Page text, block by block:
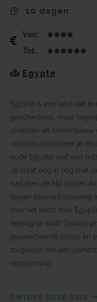
10 dagen
Van:
Tot:
Egypte
Egypte is een land dat je
geschiedenis, maar
stranden en helderblauw
rondreis combineer je de
oude Egypte met een
Je staat oog in oog met
rust over de Nijl tussen
dagen pure ontspanning
voor het eerst naar
belangrijk vindt. Dankzij
geselecteerde hotels en
zorgeloos van een
ontspanning.
ONTDEK DEZE REIS